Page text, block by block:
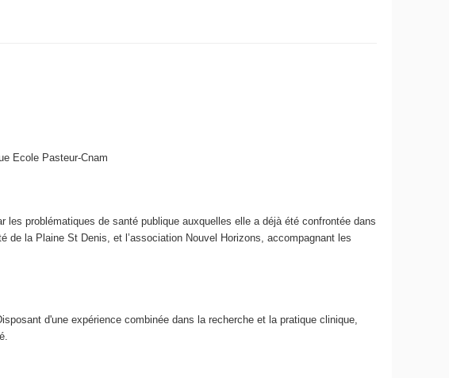
Ecole Pasteur-Cnam
problématiques de santé publique auxquelles elle a déjà été confrontée dans
la Plaine St Denis, et l’association Nouvel Horizons, accompagnant les
d'une expérience combinée dans la recherche et la pratique clinique,